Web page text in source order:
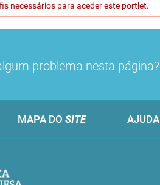
necessários para aceder este portlet.
problema nesta página?
MAPA DO SITE AJUDA